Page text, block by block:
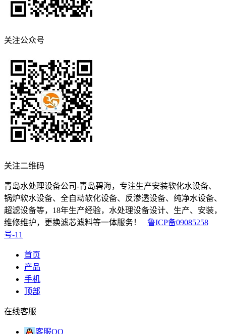
关注公众号
关注二维码
青岛水处理设备公司-青岛碧海，专注生产安装软化水设备、
锅炉软水设备、全自动软化设备、反渗透设备、纯净水设备、
超滤设备等，18年生产经验，水处理设备设计、生产、安装，
维修维护，更换滤芯滤料等一体服务！ 鲁ICP备09085258
号-11
首页
产品
手机
顶部
在线客服
客服QQ